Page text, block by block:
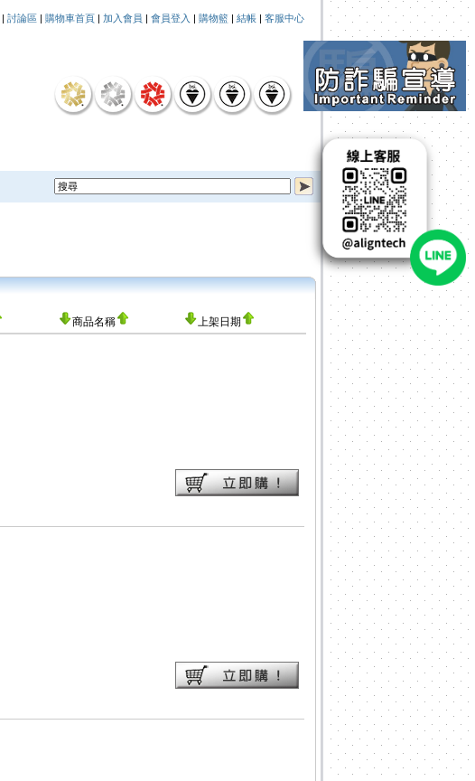
| 討論區 | 購物車首頁 | 加入會員 | 會員登入 | 購物籃 | 結帳 | 客服中心
商品名稱 上架日期